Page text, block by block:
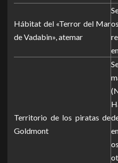
Hábitat del «Terror del Mar
de Vadabin», atemar
Territorio de los piratas de
Goldmont